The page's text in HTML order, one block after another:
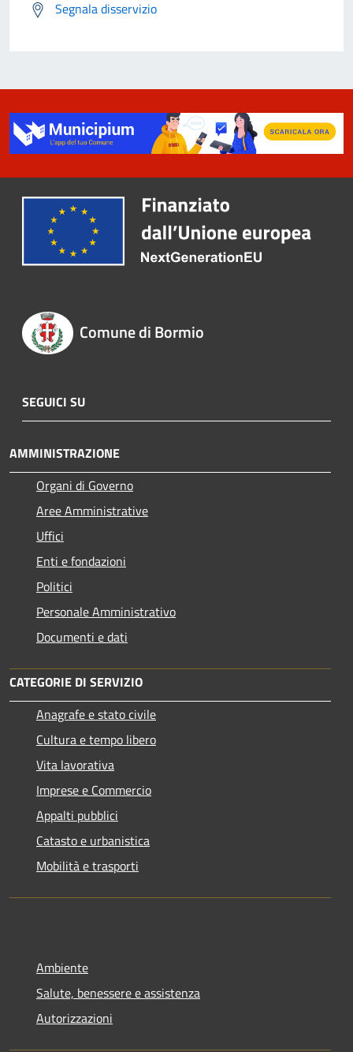
Segnala disservizio
Comune di Bormio
SEGUICI SU
AMMINISTRAZIONE
Organi di Governo
Aree Amministrative
Uffici
Enti e fondazioni
Politici
Personale Amministrativo
Documenti e dati
CATEGORIE DI SERVIZIO
Anagrafe e stato civile
Cultura e tempo libero
Vita lavorativa
Imprese e Commercio
Appalti pubblici
Catasto e urbanistica
Mobilità e trasporti
Ambiente
Salute, benessere e assistenza
Autorizzazioni